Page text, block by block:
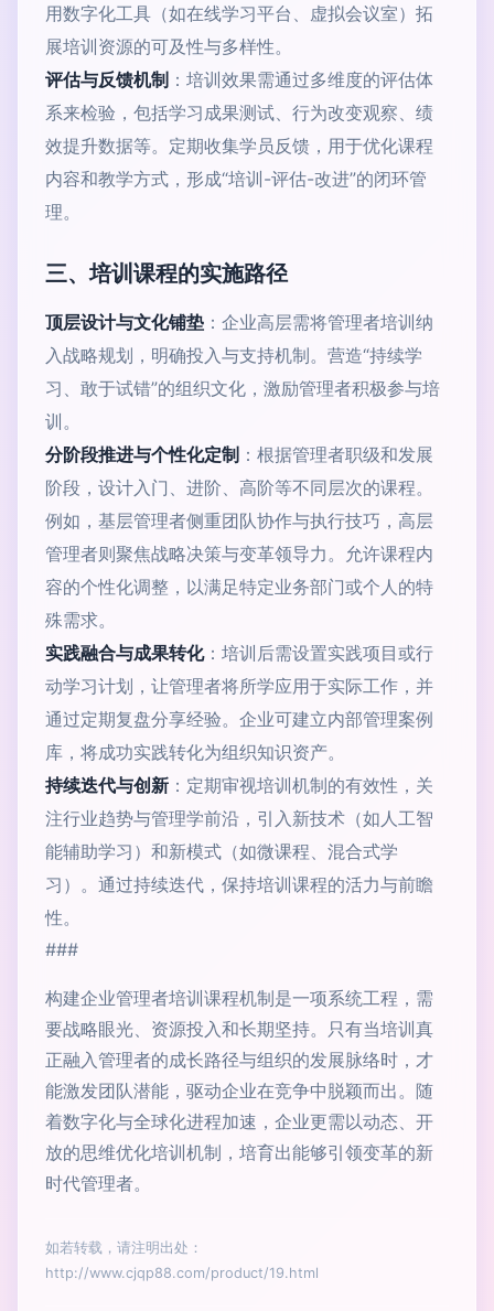
用数字化工具（如在线学习平台、虚拟会议室）拓
展培训资源的可及性与多样性。
评估与反馈机制 ：培训效果需通过多维度的评估体
系来检验，包括学习成果测试、行为改变观察、绩
效提升数据等。定期收集学员反馈，用于优化课程
内容和教学方式，形成“培训-评估-改进”的闭环管
理。
三、培训课程的实施路径
顶层设计与文化铺垫 ：企业高层需将管理者培训纳
入战略规划，明确投入与支持机制。营造“持续学
习、敢于试错”的组织文化，激励管理者积极参与培
训。
分阶段推进与个性化定制 ：根据管理者职级和发展
阶段，设计入门、进阶、高阶等不同层次的课程。
例如，基层管理者侧重团队协作与执行技巧，高层
管理者则聚焦战略决策与变革领导力。允许课程内
容的个性化调整，以满足特定业务部门或个人的特
殊需求。
实践融合与成果转化：培训后需设置实践项目或行
动学习计划，让管理者将所学应用于实际工作，并
通过定期复盘分享经验。企业可建立内部管理案例
库，将成功实践转化为组织知识资产。
持续迭代与创新 ：定期审视培训机制的有效性，关
注行业趋势与管理学前沿，引入新技术（如人工智
能辅助学习）和新模式（如微课程、混合式学
习）。通过持续迭代，保持培训课程的活力与前瞻
性。
###
构建企业管理者培训课程机制是一项系统工程，需
要战略眼光、资源投入和长期坚持。只有当培训真
正融入管理者的成长路径与组织的发展脉络时，才
能激发团队潜能，驱动企业在竞争中脱颖而出。随
着数字化与全球化进程加速，企业更需以动态、开
放的思维优化培训机制，培育出能够引领变革的新
时代管理者。
如若转载，请注明出处：
http://www.cjqp88.com/product/19.html